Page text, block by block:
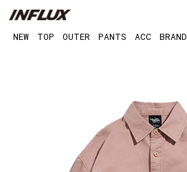
NEW TOP OUTER PANTS ACC BRAND